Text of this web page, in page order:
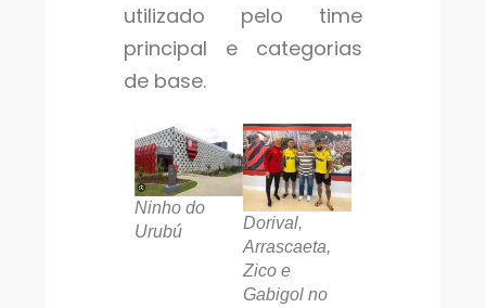
utilizado pelo time
principal e categorias
de base.
Ninho do
Urubú
Dorival,
Arrascaeta,
Zico e
Gabigol no